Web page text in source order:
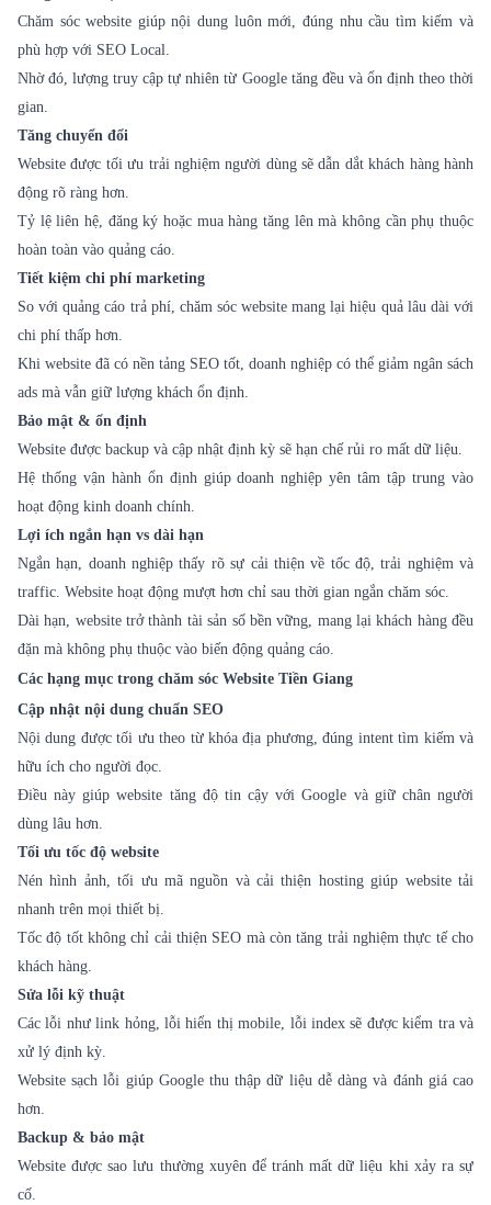
Chăm sóc website giúp nội dung luôn mới, đúng nhu cầu tìm kiếm và
phù hợp với SEO Local.
Nhờ đó, lượng truy cập tự nhiên từ Google tăng đều và ổn định theo thời
gian.
Tăng chuyển đổi
Website được tối ưu trải nghiệm người dùng sẽ dẫn dắt khách hàng hành
động rõ ràng hơn.
Tỷ lệ liên hệ, đăng ký hoặc mua hàng tăng lên mà không cần phụ thuộc
hoàn toàn vào quảng cáo.
Tiết kiệm chi phí marketing
So với quảng cáo trả phí, chăm sóc website mang lại hiệu quả lâu dài với
chi phí thấp hơn.
Khi website đã có nền tảng SEO tốt, doanh nghiệp có thể giảm ngân sách
ads mà vẫn giữ lượng khách ổn định.
Bảo mật & ổn định
Website được backup và cập nhật định kỳ sẽ hạn chế rủi ro mất dữ liệu.
Hệ thống vận hành ổn định giúp doanh nghiệp yên tâm tập trung vào
hoạt động kinh doanh chính.
Lợi ích ngắn hạn vs dài hạn
Ngắn hạn, doanh nghiệp thấy rõ sự cải thiện về tốc độ, trải nghiệm và
traffic. Website hoạt động mượt hơn chỉ sau thời gian ngắn chăm sóc.
Dài hạn, website trở thành tài sản số bền vững, mang lại khách hàng đều
đặn mà không phụ thuộc vào biến động quảng cáo.
Các hạng mục trong chăm sóc Website Tiền Giang
Cập nhật nội dung chuẩn SEO
Nội dung được tối ưu theo từ khóa địa phương, đúng intent tìm kiếm và
hữu ích cho người đọc.
Điều này giúp website tăng độ tin cậy với Google và giữ chân người
dùng lâu hơn.
Tối ưu tốc độ website
Nén hình ảnh, tối ưu mã nguồn và cải thiện hosting giúp website tải
nhanh trên mọi thiết bị.
Tốc độ tốt không chỉ cải thiện SEO mà còn tăng trải nghiệm thực tế cho
khách hàng.
Sửa lỗi kỹ thuật
Các lỗi như link hỏng, lỗi hiển thị mobile, lỗi index sẽ được kiểm tra và
xử lý định kỳ.
Website sạch lỗi giúp Google thu thập dữ liệu dễ dàng và đánh giá cao
hơn.
Backup & bảo mật
Website được sao lưu thường xuyên để tránh mất dữ liệu khi xảy ra sự
cố.